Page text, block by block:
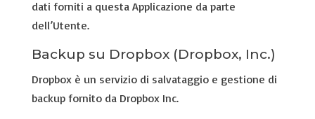
dati forniti a questa Applicazione da parte
dell’Utente.
Backup su Dropbox (Dropbox, Inc.)
Dropbox è un servizio di salvataggio e gestione di
backup fornito da Dropbox Inc.